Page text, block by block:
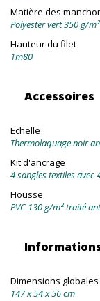
Matière des
Polyester vert 350 g/m²
Hauteur du filet
1m80
Accessoires
Echelle
Thermolaquage noir
Kit d'ancrage
4 sangles textiles avec
Housse
PVC 130 g/m² traité
Dimensions globales
147 x 54 x 56 cm